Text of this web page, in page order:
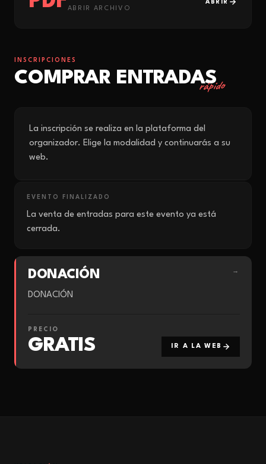
ABRIR ARCHIVO
ABRIR
INSCRIPCIONES
COMPRAR ENTRADAS
rápido
La inscripción se realiza en la plataforma del
organizador. Elige la modalidad y continuarás a su
web.
EVENTO FINALIZADO
La venta de entradas para este evento ya está
cerrada.
DONACIÓN →
DONACIÓN
PRECIO
GRATIS IR A LA WEB